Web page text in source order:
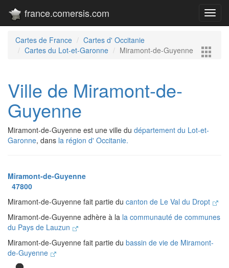
france.comersis.com
Cartes de France
Cartes d' Occitanie
Cartes du Lot-et-Garonne
Miramont-de-Guyenne
Ville de Miramont-de-
Guyenne
Miramont-de-Guyenne est une ville du département du Lot-et-
Garonne, dans la région d' Occitanie.
Miramont-de-Guyenne
47800
Miramont-de-Guyenne fait partie du canton de Le Val du Dropt
Miramont-de-Guyenne adhère à la la communauté de communes
du Pays de Lauzun
Miramont-de-Guyenne fait partie du bassin de vie de Miramont-
de-Guyenne